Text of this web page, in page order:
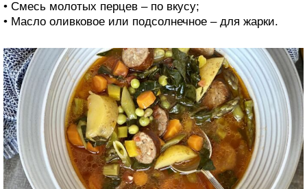
• Смесь молотых перцев – по вкусу;
• Масло оливковое или подсолнечное – для жарки.